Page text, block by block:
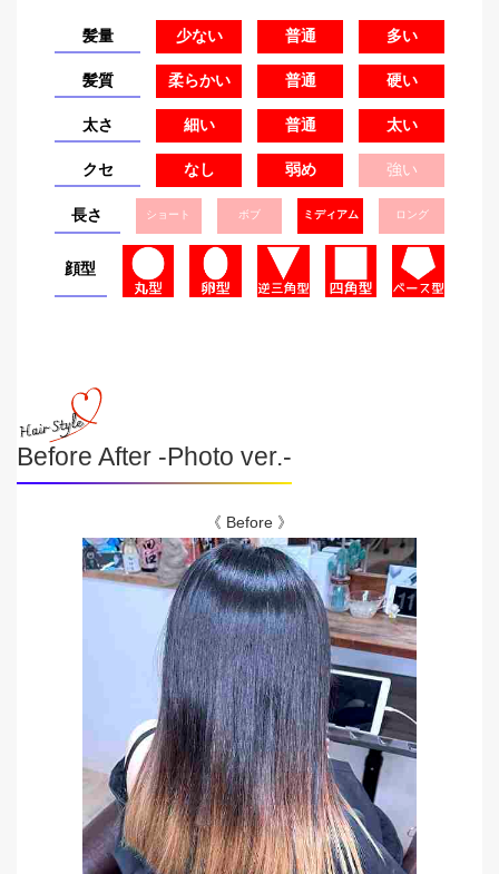
髪量 少ない 普通 多い
髪質 柔らかい 普通 硬い
太さ 細い 普通 太い
クセ なし 弱め 強い
長さ ショート ボブ ミディアム ロング
顔型
Before After -Photo ver.-
《 Before 》